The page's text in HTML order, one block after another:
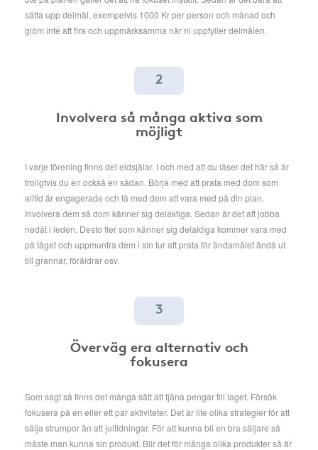
sätta upp delmål, exempelvis 1000 Kr per person och månad och
glöm inte att fira och uppmärksamma när ni uppfyller delmålen.
2
Involvera så många aktiva som
möjligt
I varje förening finns det eldsjälar. I och med att du läser det här så är
troligtvis du en också en sådan. Börja med att prata med dom som
alltid är engagerade och få med dem att vara med på din plan.
Involvera dem så dom känner sig delaktiga. Sedan är det att jobba
nedåt i leden. Desto fler som känner sig delaktiga kommer vara med
på tåget och uppmuntra dem i sin tur att prata för ändamålet ändå ut
till grannar, föräldrar osv.
3
Överväg era alternativ och
fokusera
Som sagt så finns det många sätt att tjäna pengar till laget. Försök
fokusera på en eller ett par aktiviteter. Det är lite olika strategier för att
sälja strumpor än att jultidningar. För att kunna bli en bra säljare så
måste man kunna sin produkt. Blir det för många olika produkter så är